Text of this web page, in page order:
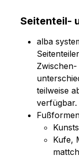
Seitenteil-
alba
teilweise
verfügbar.
Kufe,